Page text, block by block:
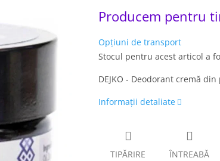
preţ:
Producem pentru
Opțiuni de transport
Stocul pentru acest articol a
DEJKO - Deodorant cremă
Informaţii detaliate
TIPĂRIRE ÎNTREABĂ